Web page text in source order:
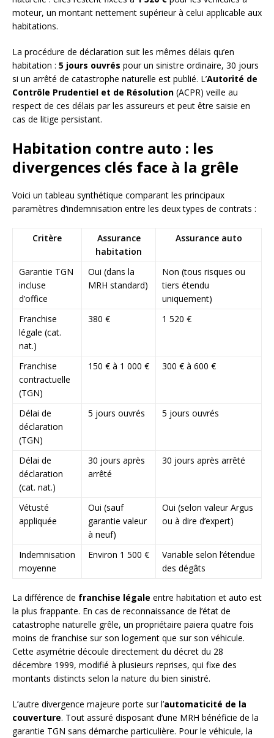
moteur, un montant nettement supérieur à celui applicable aux
habitations.
La procédure de déclaration suit les mêmes délais qu’en
habitation : 5 jours ouvrés pour un sinistre ordinaire, 30 jours
si un arrêté de catastrophe naturelle est publié. L’Autorité de
Contrôle Prudentiel et de Résolution (ACPR) veille au
respect de ces délais par les assureurs et peut être saisie en
cas de litige persistant.
Habitation contre auto : les
divergences clés face à la grêle
Voici un tableau synthétique comparant les principaux
paramètres d’indemnisation entre les deux types de contrats :
Critère
Assurance
habitation
Assurance auto
Garantie TGN
incluse
d’office
Oui (dans la
MRH standard)
Non (tous risques ou
tiers étendu
uniquement)
Franchise
légale (cat.
nat.)
380 € 1 520 €
Franchise
contractuelle
(TGN)
150 € à 1 000 € 300 € à 600 €
Délai de
déclaration
(TGN)
5 jours ouvrés 5 jours ouvrés
Délai de
déclaration
(cat. nat.)
30 jours après
arrêté
30 jours après arrêté
Vétusté
appliquée
Oui (sauf
garantie valeur
à neuf)
Oui (selon valeur Argus
ou à dire d’expert)
Indemnisation
moyenne
Environ 1 500 €
Variable selon l’étendue
des dégâts
La différence de franchise légale entre habitation et auto est
la plus frappante. En cas de reconnaissance de l’état de
catastrophe naturelle grêle, un propriétaire paiera quatre fois
moins de franchise sur son logement que sur son véhicule.
Cette asymétrie découle directement du décret du 28
décembre 1999, modifié à plusieurs reprises, qui fixe des
montants distincts selon la nature du bien sinistré.
L’autre divergence majeure porte sur l’automaticité de la
couverture. Tout assuré disposant d’une MRH bénéficie de la
garantie TGN sans démarche particulière. Pour le véhicule, la